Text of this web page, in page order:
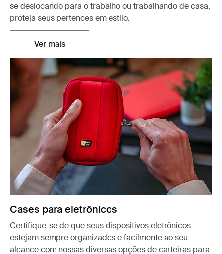
se deslocando para o trabalho ou trabalhando de casa,
proteja seus pertences em estilo.
Ver maisAbre em uma nova aba
Cases para eletrônicos
Certifique-se de que seus dispositivos eletrônicos
estejam sempre organizados e facilmente ao seu
alcance com nossas diversas opções de carteiras para